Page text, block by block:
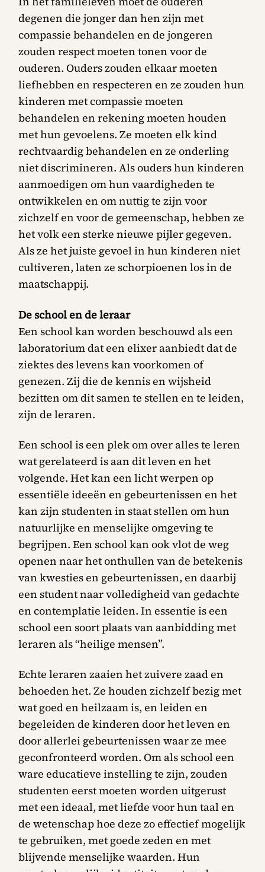
degenen die jonger dan hen zijn met
compassie behandelen en de jongeren
zouden respect moeten tonen voor de
ouderen. Ouders zouden elkaar moeten
liefhebben en respecteren en ze zouden hun
kinderen met compassie moeten
behandelen en rekening moeten houden
met hun gevoelens. Ze moeten elk kind
rechtvaardig behandelen en ze onderling
niet discrimineren. Als ouders hun kinderen
aanmoedigen om hun vaardigheden te
ontwikkelen en om nuttig te zijn voor
zichzelf en voor de gemeenschap, hebben ze
het volk een sterke nieuwe pijler gegeven.
Als ze het juiste gevoel in hun kinderen niet
cultiveren, laten ze schorpioenen los in de
maatschappij.
De school en de leraar
Een school kan worden beschouwd als een
laboratorium dat een elixer aanbiedt dat de
ziektes des levens kan voorkomen of
genezen. Zij die de kennis en wijsheid
bezitten om dit samen te stellen en te leiden,
zijn de leraren.
Een school is een plek om over alles te leren
wat gerelateerd is aan dit leven en het
volgende. Het kan een licht werpen op
essentiële ideeën en gebeurtenissen en het
kan zijn studenten in staat stellen om hun
natuurlijke en menselijke omgeving te
begrijpen. Een school kan ook vlot de weg
openen naar het onthullen van de betekenis
van kwesties en gebeurtenissen, en daarbij
een student naar volledigheid van gedachte
en contemplatie leiden. In essentie is een
school een soort plaats van aanbidding met
leraren als “heilige mensen”.
Echte leraren zaaien het zuivere zaad en
behoeden het. Ze houden zichzelf bezig met
wat goed en heilzaam is, en leiden en
begeleiden de kinderen door het leven en
door allerlei gebeurtenissen waar ze mee
geconfronteerd worden. Om als school een
ware educatieve instelling te zijn, zouden
studenten eerst moeten worden uitgerust
met een ideaal, met liefde voor hun taal en
de wetenschap hoe deze zo effectief mogelijk
te gebruiken, met goede zeden en met
blijvende menselijke waarden. Hun